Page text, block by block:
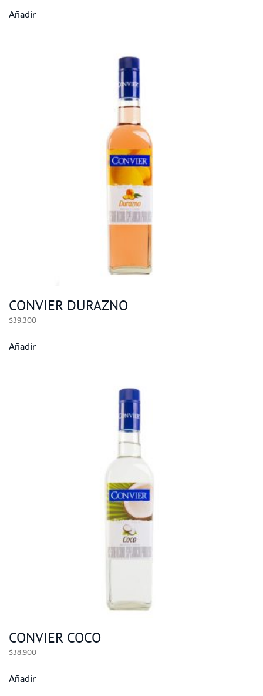
Añadir
CONVIER DURAZNO
$39.300
Añadir
CONVIER COCO
$38.900
Añadir